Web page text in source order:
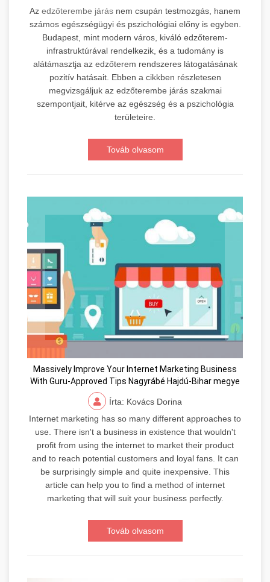
Az edzőterembe járás nem csupán testmozgás, hanem
számos egészségügyi és pszichológiai előny is egyben.
Budapest, mint modern város, kiváló edzőterem-
infrastruktúrával rendelkezik, és a tudomány is
alátámasztja az edzőterem rendszeres látogatásának
pozitív hatásait. Ebben a cikkben részletesen
megvizsgáljuk az edzőterembe járás szakmai
szempontjait, kitérve az egészség és a pszichológia
területeire.
Továb olvasom
Massively Improve Your Internet Marketing Business
With Guru-Approved Tips Nagyrábé Hajdú-Bihar megye
Írta: Kovács Dorina
Internet marketing has so many different approaches to
use. There isn't a business in existence that wouldn't
profit from using the internet to market their product
and to reach potential customers and loyal fans. It can
be surprisingly simple and quite inexpensive. This
article can help you to find a method of internet
marketing that will suit your business perfectly.
Továb olvasom